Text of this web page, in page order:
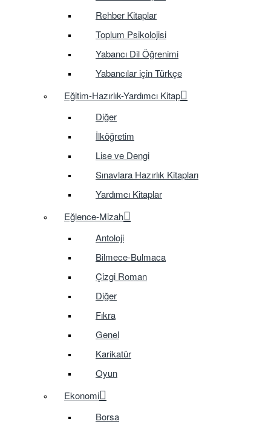
Rehber Kitaplar
Toplum Psikolojisi
Yabancı Dil Öğrenimi
Yabancılar için Türkçe
Eğitim-Hazırlık-Yardımcı Kitap
Diğer
İlköğretim
Lise ve Dengi
Sınavlara Hazırlık Kitapları
Yardımcı Kitaplar
Eğlence-Mizah
Antoloji
Bilmece-Bulmaca
Çizgi Roman
Diğer
Fıkra
Genel
Karikatür
Oyun
Ekonomi
Borsa